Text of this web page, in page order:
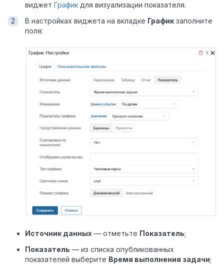
виджет График для визуализации показателя.
В настройках виджета на вкладке График заполните
поля:
Источник данных — отметьте Показатель;
Показатель — из списка опубликованных
показателей выберите Время выполнения задачи;